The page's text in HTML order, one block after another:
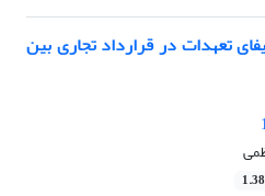
تعهدات در قرارداد تجاری بین